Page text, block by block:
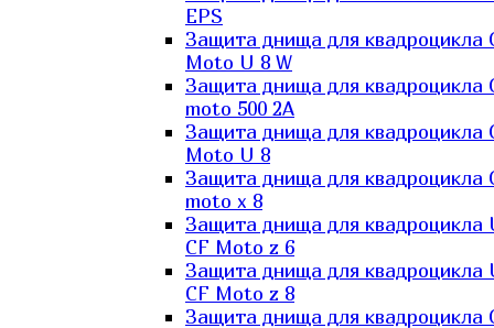
EPS
Защита днища для квадроцикла
Moto U 8 W
Защита днища для квадроцикла
moto 500 2A
Защита днища для квадроцикла
Moto U 8
Защита днища для квадроцикла
moto x 8
Защита днища для квадроцикла
CF Moto z 6
Защита днища для квадроцикла
CF Moto z 8
Защита днища для квадроцикла